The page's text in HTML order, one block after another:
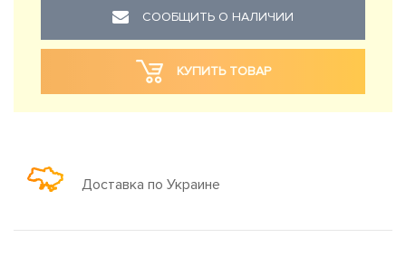
СООБЩИТЬ О НАЛИЧИИ
КУПИТЬ ТОВАР
Доставка по Украине